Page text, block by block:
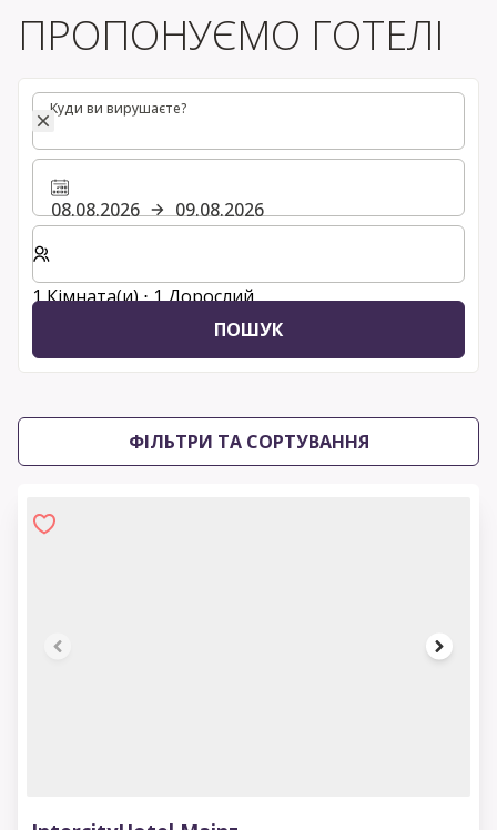
ПРОПОНУЄМО ГОТЕЛІ
Куди ви вирушаєте?
Куди ви вирушаєте?
08.08.2026
09.08.2026
Виберіть кількість кімнат та гостей для вашого
1 Кімната(и) ⋅ 1 Дорослий
ПОШУК
ФІЛЬТРИ ТА СОРТУВАННЯ